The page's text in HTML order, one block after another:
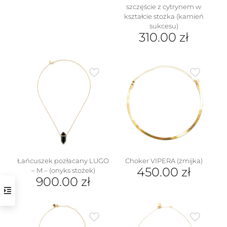
można
wybrać
produktu
szczęście z cytrynem w
kształcie stożka (kamień
sukcesu)
310.00 zł
ma
wariantów.
stronie
Łańcuszek pozłacany LUGO
– M – (onyks stożek)
900.00 zł
produkt
Choker VIPERA (żmijka)
450.00 zł